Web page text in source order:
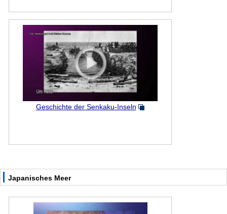
Geschichte der Senkaku-Inseln
Japanisches Meer